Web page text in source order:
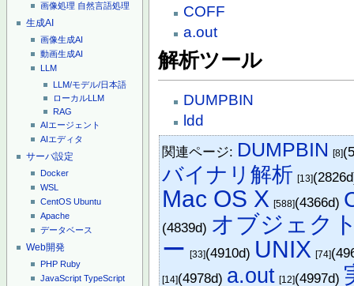
画像処理 自然言語処理
生成AI
画像生成AI
動画生成AI
LLM
LLM/モデル/日本語
ローカルLLM
RAG
AIエージェント
AIエディタ
サーバ設定
Docker
WSL
CentOS Ubuntu
Apache
データベース
Web開発
PHP Ruby
JavaScript TypeScript
COFF
a.out
解析ツール
DUMPBIN
ldd
関連ページ: DUMPBIN [8]
バイナリ解析 [13]
Mac OS X [588](4366d)
(4839d) オブジェク
ー [33](4910d) UNIX [74]
[14](4978d) a.out [12](4997d)